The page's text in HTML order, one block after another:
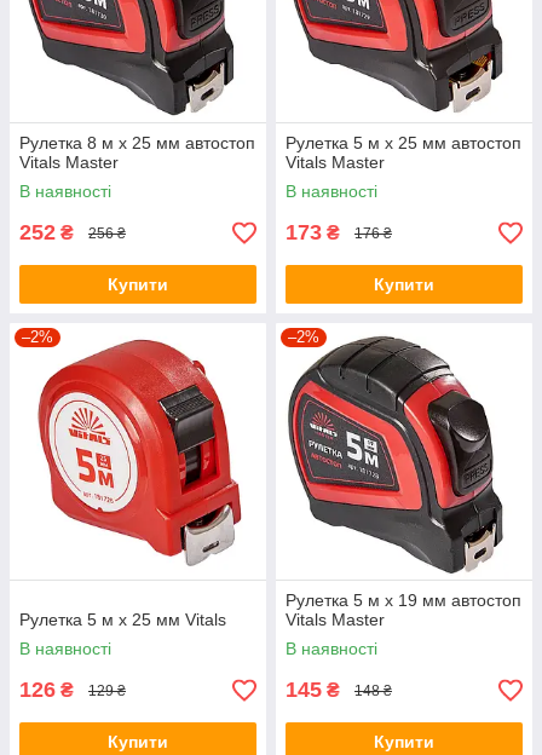
Рулетка 8 м х 25 мм автостоп
Vitals Master
В наявності
252 ₴ 256 ₴
Купити
Рулетка 5 м х 25 мм автостоп
Vitals Master
В наявності
173 ₴ 176 ₴
Купити
–2%
Рулетка 5 м х 25 мм Vitals
В наявності
126 ₴ 129 ₴
Купити
–2%
Рулетка 5 м х 19 мм автостоп
Vitals Master
В наявності
145 ₴ 148 ₴
Купити